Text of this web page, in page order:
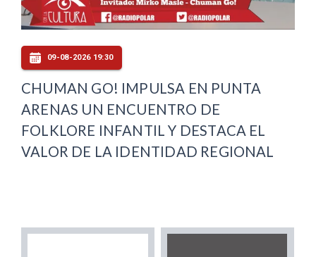
09-08-2026 19:30
CHUMAN GO! IMPULSA EN PUNTA
ARENAS UN ENCUENTRO DE
FOLKLORE INFANTIL Y DESTACA EL
VALOR DE LA IDENTIDAD REGIONAL